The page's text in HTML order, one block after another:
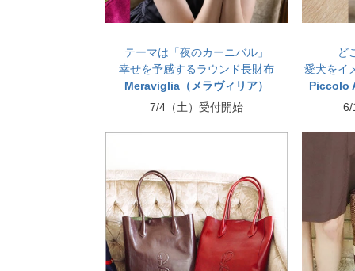
テーマは「夜のカーニバル」
幸せを予感するラウンド長財布
Meraviglia（メラヴィリア）
ど
愛犬をイ
Piccolo
7/4（土）受付開始
6/